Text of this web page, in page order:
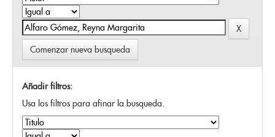
Comenzar nueva busqueda
Añadir filtros:
Usa los filtros para afinar la busqueda.